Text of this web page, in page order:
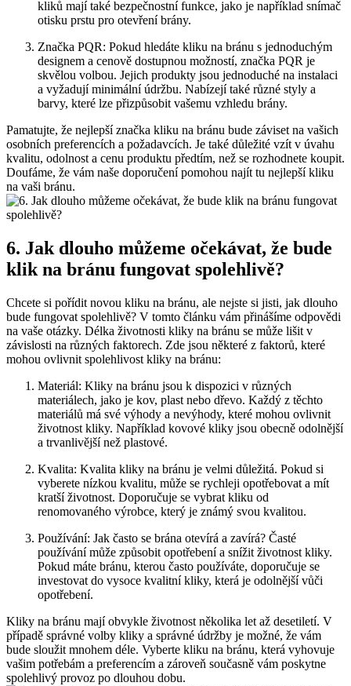
kliků mají také ​bezpečnostní funkce, jako ⁢je například snímač​
otisku prstu pro otevření brány.
Značka PQR: Pokud hledáte kliku na bránu s jednoduchým
designem a cenově dostupnou možností,‌ značka PQR je
skvělou ​volbou. Jejich produkty jsou jednoduché na⁤ instalaci
a vyžadují⁤ minimální údržbu. Nabízejí také‌ různé styly a
barvy, které lze přizpůsobit vašemu vzhledu brány.
Pamatujte, ⁢že‍ nejlepší značka kliku ⁤na bránu bude ‌záviset na vašich‍
osobních preferencích a požadavcích. Je také důležité vzít v úvahu
kvalitu,‌ odolnost a cenu produktu ⁤předtím,⁤ než se rozhodnete ⁣koupit.
Doufáme, že vám naše ⁣doporučení pomohou najít ⁣tu⁤ nejlepší kliku
‌na vaši bránu.
6. Jak‍ dlouho můžeme očekávat, že bude
klik na bránu fungovat spolehlivě?
Chcete ‍si pořídit novou kliku ⁣na⁤ bránu,⁣ ale nejste si⁣ jisti, jak dlouho
bude fungovat spolehlivě?⁣ V tomto článku​ vám přinášíme⁣ odpovědi
na vaše otázky. Délka životnosti kliky na bránu se může ‌lišit v⁢
závislosti na různých faktorech. Zde jsou některé ​z faktorů,​ které
mohou‌ ovlivnit spolehlivost⁣ kliky na bránu:
Materiál: Kliky na bránu⁤ jsou k dispozici v ⁢různých
materiálech, jako⁣ je kov, plast nebo​ dřevo. Každý z ‌těchto
materiálů má své výhody a nevýhody,‍ které mohou ovlivnit
životnost ⁤kliky. Například kovové kliky ‍jsou ⁤obecně odolnější‌
a⁢ trvanlivější než plastové.
Kvalita: Kvalita kliky na bránu je velmi důležitá. Pokud si
vyberete nízkou kvalitu, může se‍ rychleji opotřebovat a mít
‍kratší životnost. Doporučuje se vybrat kliku od
renomovaného​ výrobce, který je známý svou‍ kvalitou.
Používání: Jak často ​se ‌brána otevírá a ‍zavírá? Časté
používání ⁣může způsobit opotřebení a snížit ⁤životnost kliky.
Pokud máte bránu, kterou často používáte, doporučuje se
investovat do ⁢vysoce kvalitní kliky, která je odolnější vůči
opotřebení.
Kliky‍ na‌ bránu ​mají obvykle životnost několika ​let až desetiletí. V
případě správné ⁢volby kliky a správné údržby je možné, že vám
bude sloužit mnohem déle. Vyberte⁤ kliku ‍na⁢ bránu, která ‍vyhovuje ​
vašim potřebám a preferencím a zároveň ​současně vám​ poskytne
‍spolehlivý provoz⁤ po dlouhou dobu.